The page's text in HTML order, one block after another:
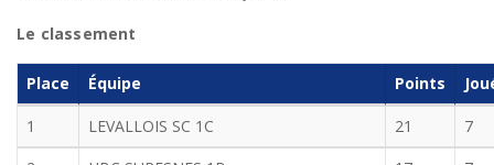
Le classement
Place Équipe Points
1 LEVALLOIS SC 1C 21
7